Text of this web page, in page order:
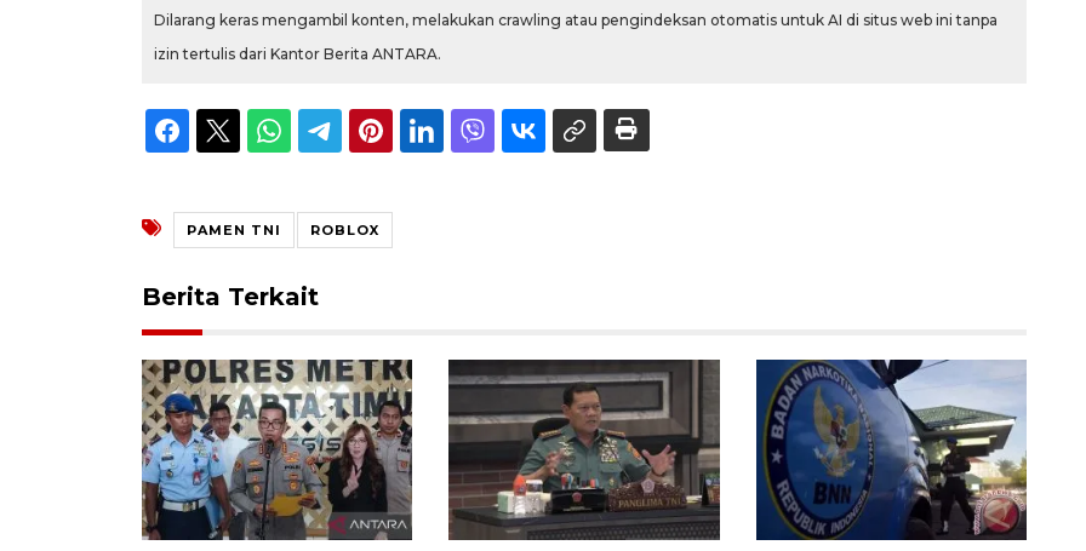
Dilarang keras mengambil konten, melakukan crawling atau pengindeksan otomatis untuk AI di situs web ini tanpa
izin tertulis dari Kantor Berita ANTARA.
PAMEN TNI ROBLOX
Berita Terkait